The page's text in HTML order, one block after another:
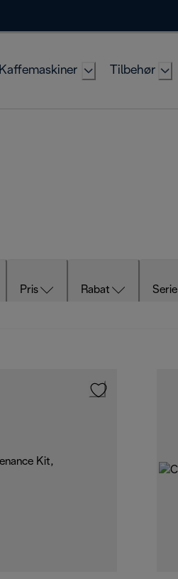
Kaffemaskiner Tilbehør
Pris Rabat Serie